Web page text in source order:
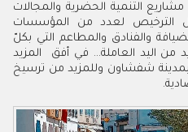
التنمية الحضرية والمجالات
الترخيص لعدد من المؤسسات
والفنادق والمطاعم التي بكلّ
اليد العاملة... في أفق المزيد
شفشاون وللمزيد من ترسيخ